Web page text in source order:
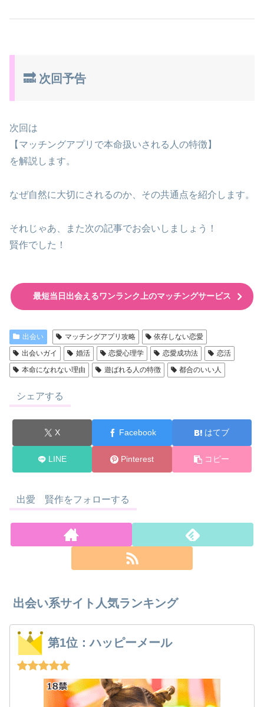
🔜 次回予告
次回は
【マッチングアプリで本命扱いされる人の特徴】
を解説します。
なぜ自然に大切にされるのか、その共通点を紹介します。
それじゃあ、また次の記事でお会いしましょう！
賢作でした！
最短当日出会えるワンランク上のマッチングサービス
出会い マッチングアプリ攻略
依存しない恋愛
出会いガイ
婚活 恋愛心理学 恋愛成功法
恋活
本命になれない理由
遊ばれる人の特徴 都合のいい人
シェアする
X Facebook はてブ
LINE Pinterest コピー
出愛 賢作をフォローする
出会い系サイト人気ランキング
第1位：ハッピーメール